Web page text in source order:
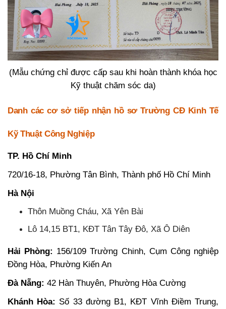
(Mẫu chứng chỉ được cấp sau khi hoàn thành khóa học
Kỹ thuật chăm sóc da)
Danh các cơ sở tiếp nhận hồ sơ Trường CĐ Kinh Tế
Kỹ Thuật Công Nghiệp
TP. Hồ Chí Minh
720/16-18, Phường Tân Bình, Thành phố Hồ Chí Minh
Hà Nội
Thôn Muồng Cháu, Xã Yên Bài
Lô 14,15 BT1, KĐT Tân Tây Đô, Xã Ô Diên
Hải Phòng: 156/109 Trường Chinh, Cụm Công nghiệp
Đồng Hòa, Phường Kiến An
Đà Nẵng: 42 Hàn Thuyên, Phường Hòa Cường
Khánh Hòa: Số 33 đường B1, KĐT Vĩnh Điềm Trung,